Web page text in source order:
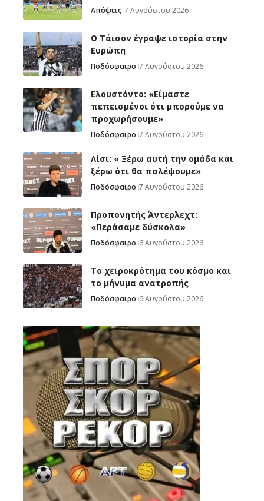
Απόψεις 7 Αυγούστου 2026
Ο Τάισον έγραψε ιστορία στην
Ευρώπη
Ποδόσφαιρο 7 Αυγούστου 2026
Ελουστόντο: «Είμαστε
πεπεισμένοι ότι μπορούμε να
προχωρήσουμε»
Ποδόσφαιρο 7 Αυγούστου 2026
Λίσι: « Ξέρω αυτή την ομάδα και
ξέρω ότι θα παλέψουμε»
Ποδόσφαιρο 7 Αυγούστου 2026
Προπονητής Άντερλεχτ:
«Περάσαμε δύσκολα»
Ποδόσφαιρο 6 Αυγούστου 2026
Το χειροκρότημα του κόσμο και
το μήνυμα ανατροπής
Ποδόσφαιρο 6 Αυγούστου 2026